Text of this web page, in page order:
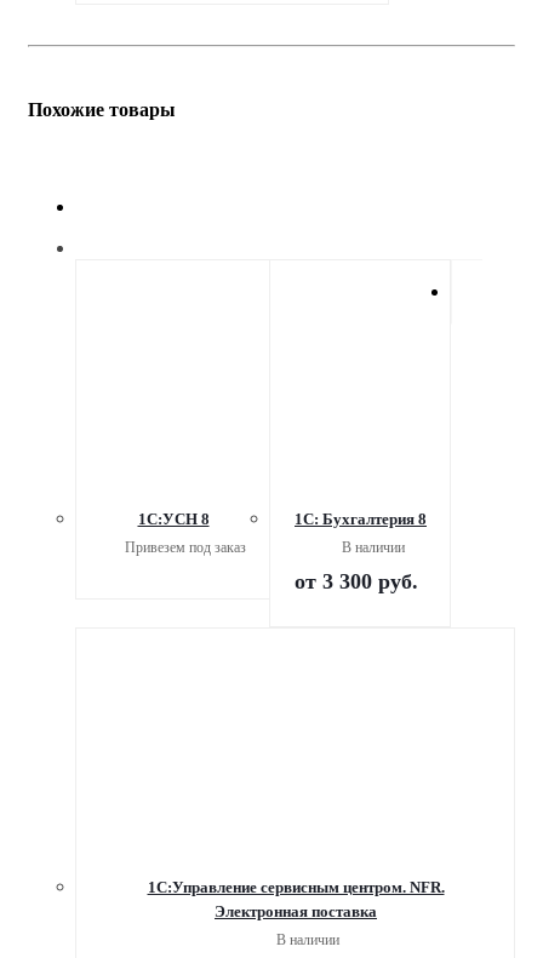
Похожие товары
1С:УСН 8
Привезем под заказ
1С: Бухгалтерия 8
В наличии
от 3 300 руб.
1С:Управление сервисным центром. NFR.
Электронная поставка
В наличии